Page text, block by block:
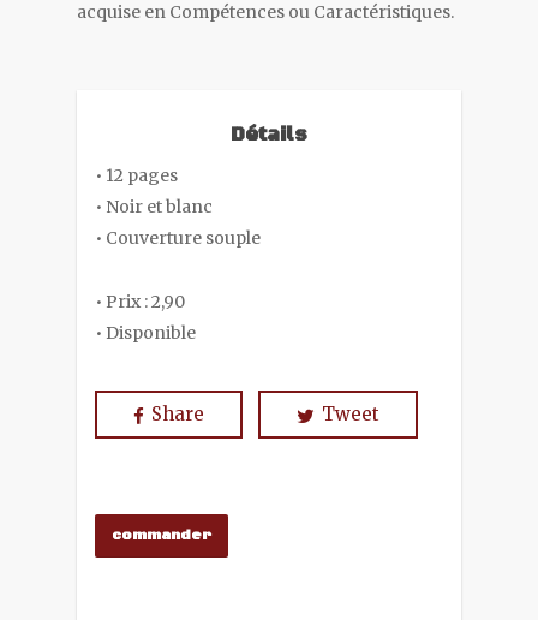
acquise en Compétences ou Caractéristiques.
Détails
• 12 pages
• Noir et blanc
• Couverture souple
• Prix : 2,90
• Disponible
Share Tweet
commander